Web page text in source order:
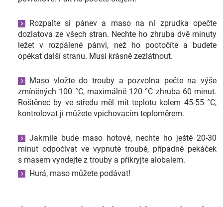
Rozpalte si pánev a maso na ní zprudka opečte
dozlatova ze všech stran. Nechte ho zhruba dvě minuty
ležet v rozpálené pánvi, než ho pootočíte a budete
opékat další stranu. Musí krásně zezlátnout.
Maso vložte do trouby a pozvolna pečte na výše
zmíněných 100 °C, maximálně 120 °C zhruba 60 minut.
Roštěnec by ve středu měl mít teplotu kolem 45-55 °C,
kontrolovat ji můžete vpichovacím teploměrem.
Jakmile bude maso hotové, nechte ho ještě 20-30
minut odpočívat ve vypnuté troubě, případně pekáček
s masem vyndejte z trouby a přikryjte alobalem.
Hurá, maso můžete podávat!